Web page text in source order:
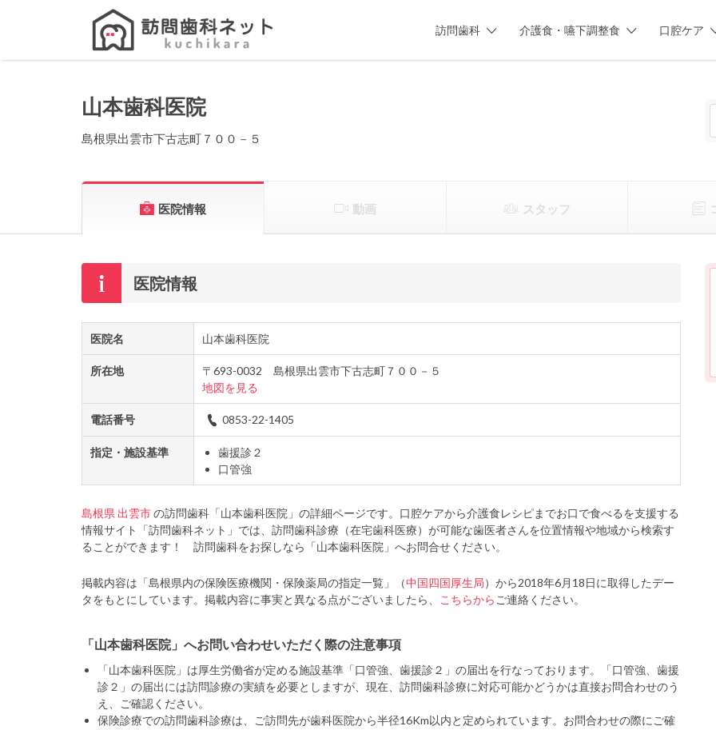
訪問歯科 介護食・嚥下調整食 口腔ケア
Search
山本歯科医院
島根県出雲市下古志町７００－５
医院情報 動画 スタッフ
医院情報
医院名 山本歯科医院
所在地
〒693-0032 島根県出雲市下古志町７００－５
地図を見る
電話番号 0853-22-1405
指定・施設基準
歯援診２
口管強
島根県 出雲市の訪問歯科「山本歯科医院」の詳細ページです。口腔ケアから介護食レシピまでお口で食べるを支援する
情報サイト「訪問歯科ネット」では、訪問歯科診療（在宅歯科医療）が可能な歯医者さんを位置情報や地域から検索す
ることができます！ 訪問歯科をお探しなら「山本歯科医院」へお問合せください。
掲載内容は「島根県内の保険医療機関・保険薬局の指定一覧」（中国四国厚生局）から2018年6月18日に取得したデー
タをもとにしています。掲載内容に事実と異なる点がございましたら、
こちらから ご連絡ください。
「山本歯科医院」へお問い合わせいただく際の注意事項
「山本歯科医院」は厚生労働省が定める施設基準「口管強、歯援診２」の届出を行なっております。「口管強、歯援
診２」の届出には訪問診療の実績を必要としますが、現在、訪問歯科診療に対応可能かどうかは直接お問合わせのう
え、ご確認ください。
保険診療での訪問歯科診療は、ご訪問先が歯科医院から半径16Km以内と定められています。お問合わせの際にご確